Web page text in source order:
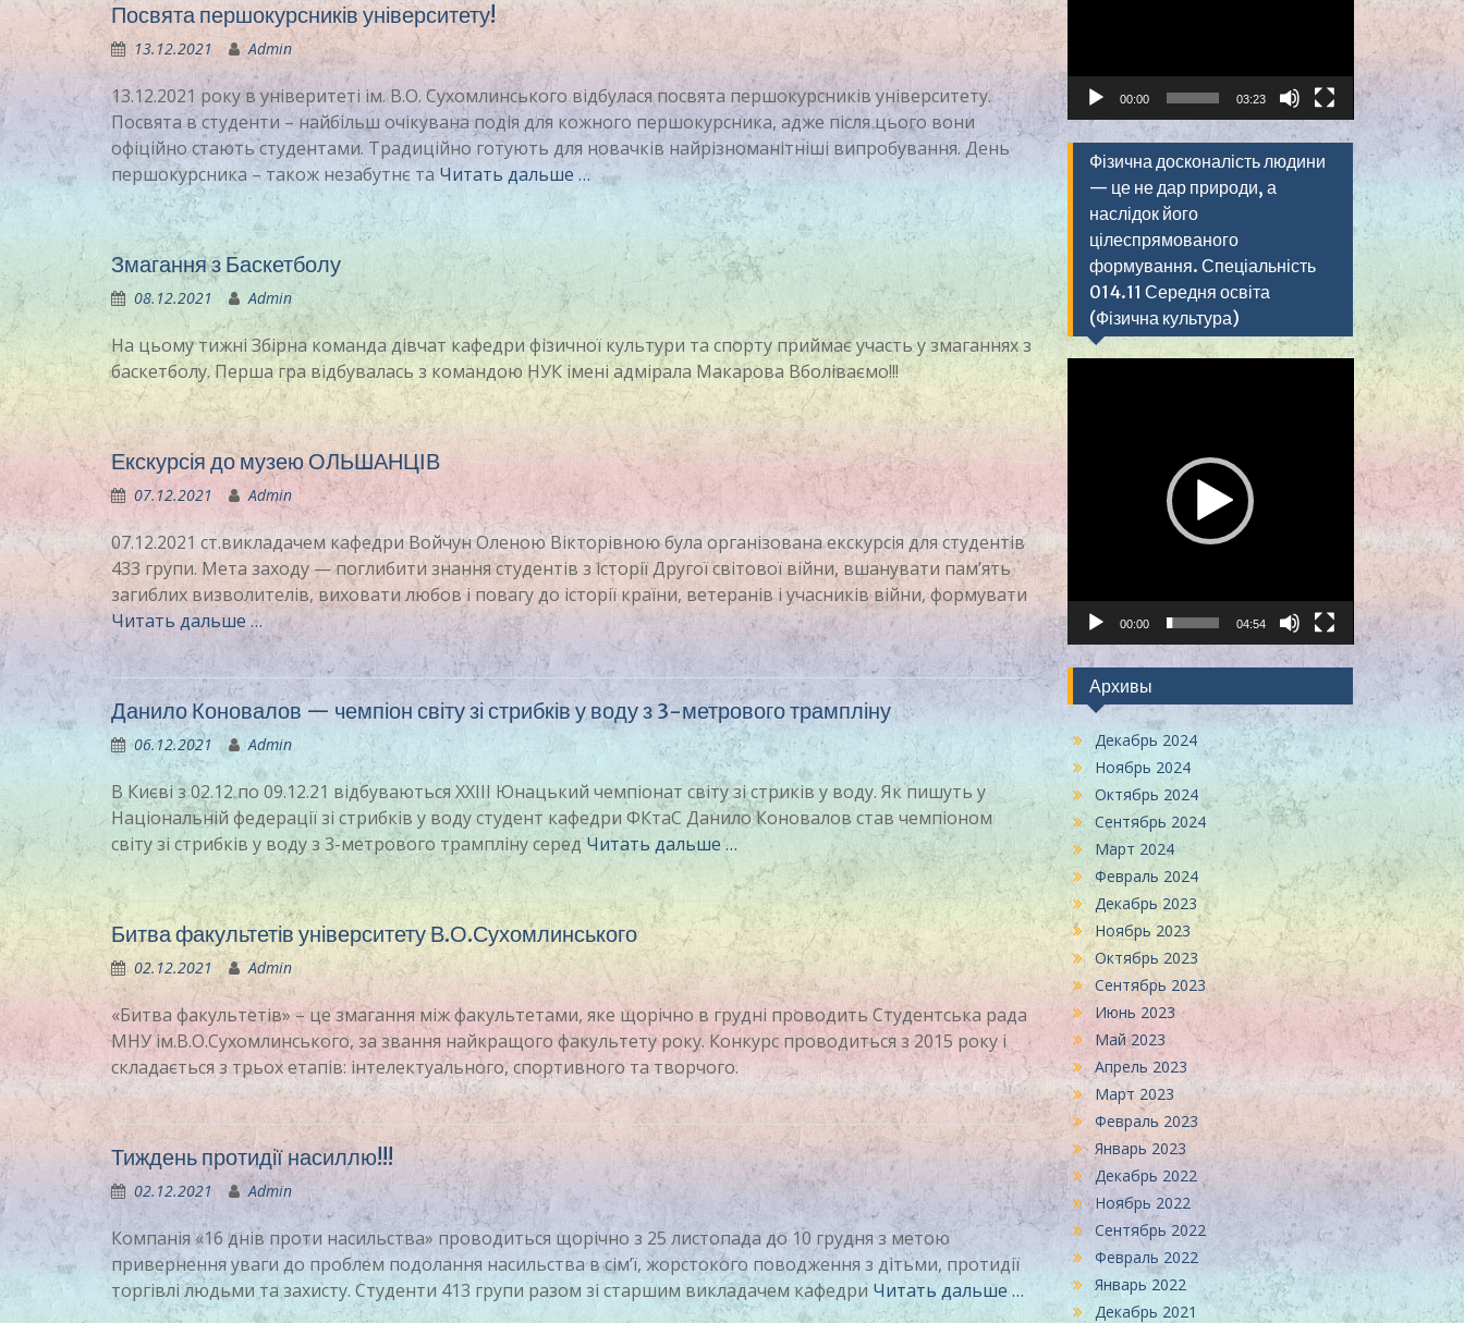
Посвята першокурсників університету!
13.12.2021 Admin
13.12.2021 року в універитеті ім. В.О. Сухомлинського відбулася посвята першокурсників університету.
Посвята в студенти – найбільш очікувана подія для кожного першокурсника, адже після цього вони
офіційно стають студентами. Традиційно готують для новачків найрізноманітніші випробування. День
першокурсника – також незабутнє та Читать дальше …
Змагання з Баскетболу
08.12.2021 Admin
На цьому тижні Збірна команда дівчат кафедри фізичної культури та спорту приймає участь у змаганнях з
баскетболу. Перша гра відбувалась з командою НУК імені адмірала Макарова Вболіваємо!!!
Екскурсія до музею ОЛЬШАНЦІВ
07.12.2021 Admin
07.12.2021 ст.викладачем кафедри Войчун Оленою Вікторівною була організована екскурсія для студентів
433 групи. Мета заходу — поглибити знання студентів з історії Другої світової війни, вшанувати пам’ять
загиблих визволителів, виховати любов і повагу до історії країни, ветеранів і учасників війни, формувати
Читать дальше …
Данило Коновалов — чемпіон світу зі стрибків у воду з 3-метрового трампліну
06.12.2021 Admin
В Києві з 02.12 по 09.12.21 відбуваються XXIII Юнацький чемпіонат світу зі стриків у воду. Як пишуть у
Національній федерації зі стрибків у воду студент кафедри ФКтаС Данило Коновалов став чемпіоном
світу зі стрибків у воду з 3-метрового трампліну середЧитать дальше …
Битва факультетів університету В.О.Сухомлинського
02.12.2021 Admin
«Битва факультетів» – це змагання між факультетами, яке щорічно в грудні проводить Студентська рада
МНУ ім.В.О.Сухомлинського, за звання найкращого факультету року. Конкурс проводиться з 2015 року і
складається з трьох етапів: інтелектуального, спортивного та творчого.
Тиждень протидії насиллю!!!
02.12.2021 Admin
Компанія «16 днів проти насильства» проводиться щорічно з 25 листопада до 10 грудня з метою
привернення уваги до проблем подолання насильства в сім’ї, жорстокого поводження з дітьми, протидії
торгівлі людьми та захисту. Студенти 413 групи разом зі старшим викладачем кафедри Читать дальше …
00:00 03:23
Фізична досконалість людини
— це не дар природи, а
наслідок його
цілеспрямованого
формування. Спеціальність
014.11 Середня освіта
(Фізична культура)
Видеоплеер
00:00 04:54
Архивы
Декабрь 2024
Ноябрь 2024
Октябрь 2024
Сентябрь 2024
Март 2024
Февраль 2024
Декабрь 2023
Ноябрь 2023
Октябрь 2023
Сентябрь 2023
Июнь 2023
Май 2023
Апрель 2023
Март 2023
Февраль 2023
Январь 2023
Декабрь 2022
Ноябрь 2022
Сентябрь 2022
Февраль 2022
Январь 2022
Декабрь 2021